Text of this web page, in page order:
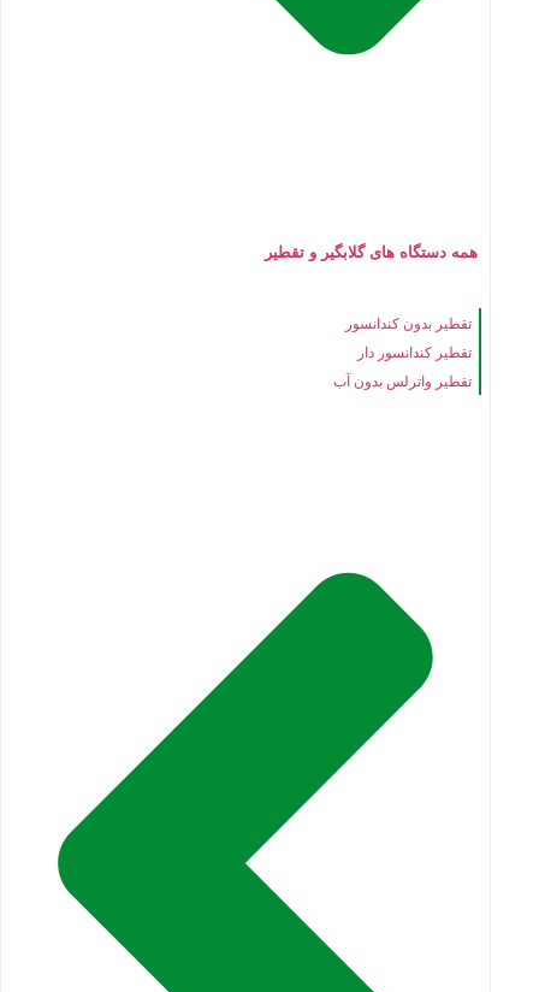
همه دستگاه های گلابگیر و تقطیر
تقطیر بدون کندانسور
تقطیر کندانسور دار
تقطیر واترلس بدون آب